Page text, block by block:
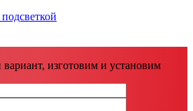
изготовим и установим